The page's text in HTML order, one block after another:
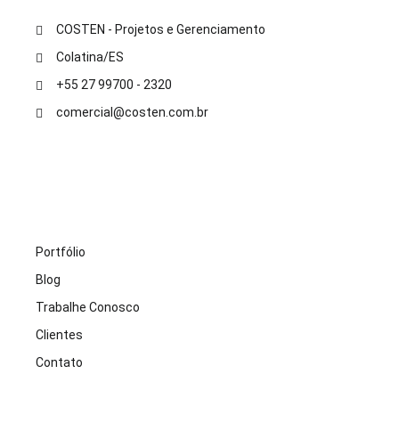
COSTEN - Projetos e Gerenciamento
Colatina/ES
+55 27 99700 - 2320
comercial@costen.com.br
Portfólio
Blog
Trabalhe Conosco
Clientes
Contato